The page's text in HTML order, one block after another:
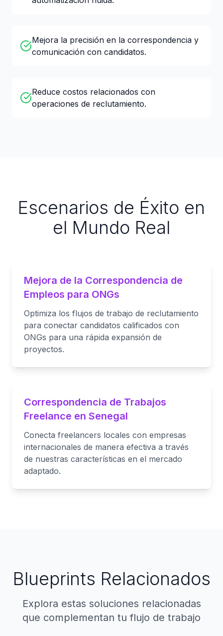
Mejora la precisión en la correspondencia y
comunicación con candidatos.
Reduce costos relacionados con
operaciones de reclutamiento.
Escenarios de Éxito en
el Mundo Real
Mejora de la Correspondencia de
Empleos para ONGs
Optimiza los flujos de trabajo de reclutamiento
para conectar candidatos calificados con
ONGs para una rápida expansión de
proyectos.
Correspondencia de Trabajos
Freelance en Senegal
Conecta freelancers locales con empresas
internacionales de manera efectiva a través
de nuestras características en el mercado
adaptado.
Blueprints Relacionados
Explora estas soluciones relacionadas
que complementan tu flujo de trabajo